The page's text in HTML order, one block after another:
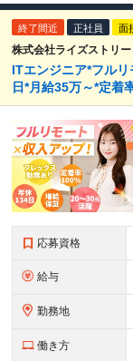
終了間近 正社員 面
株式会社ライズストリー
ITエンジニア*フル
日*月給35万～*定着
応募資格
給与
勤務地
働き方